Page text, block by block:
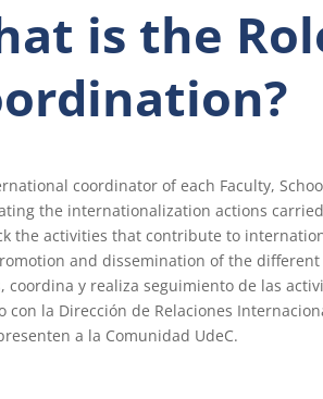
is the
coordinator of each Faculty,
the internationalization actions
the activities that contribute to
and dissemination of the
coordina y realiza seguimiento de las
con la Dirección de Relaciones
a la Comunidad UdeC.